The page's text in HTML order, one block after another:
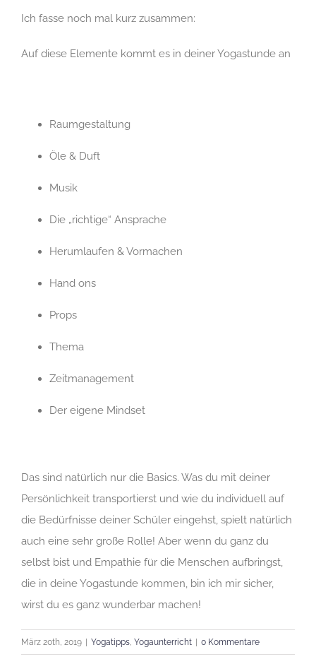
Ich fasse noch mal kurz zusammen:
Auf diese Elemente kommt es in deiner Yogastunde an
Raumgestaltung
Öle & Duft
Musik
Die „richtige“ Ansprache
Herumlaufen & Vormachen
Hand ons
Props
Thema
Zeitmanagement
Der eigene Mindset
Das sind natürlich nur die Basics. Was du mit deiner
Persönlichkeit transportierst und wie du individuell auf
die Bedürfnisse deiner Schüler eingehst, spielt natürlich
auch eine sehr große Rolle! Aber wenn du ganz du
selbst bist und Empathie für die Menschen aufbringst,
die in deine Yogastunde kommen, bin ich mir sicher,
wirst du es ganz wunderbar machen!
März 20th, 2019 Yogatipps, Yogaunterricht 0 Kommentare